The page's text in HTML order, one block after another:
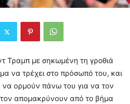
Τραμπ με σηκωμένη τη γροθιά
να τρέχει στο πρόσωπό του, και
να ορμούν πάνω του για να τον
απομακρύνουν από το βήμα